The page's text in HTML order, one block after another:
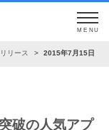
MENU
リース 2015年7月15日
破の人気アプ